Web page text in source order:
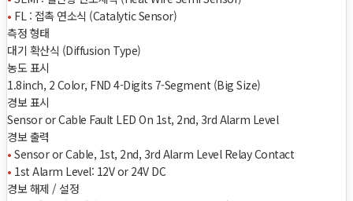
• FL : 접촉 연소식 (Catalytic Sensor)
측정 형태
대기 확산식 (Diffusion Type)
농도 표시
1.8inch, 2 Color, FND 4-Digits 7-Segment (Big Size)
경보 표시
Sensor or Cable Fault LED On 1st, 2nd, 3rd Alarm Level
경보 출력
• Sensor or Cable, 1st, 2nd, 3rd Alarm Level Relay Contact
• 1st Alarm Level: 12V or 24V DC
경보 해제 / 설정